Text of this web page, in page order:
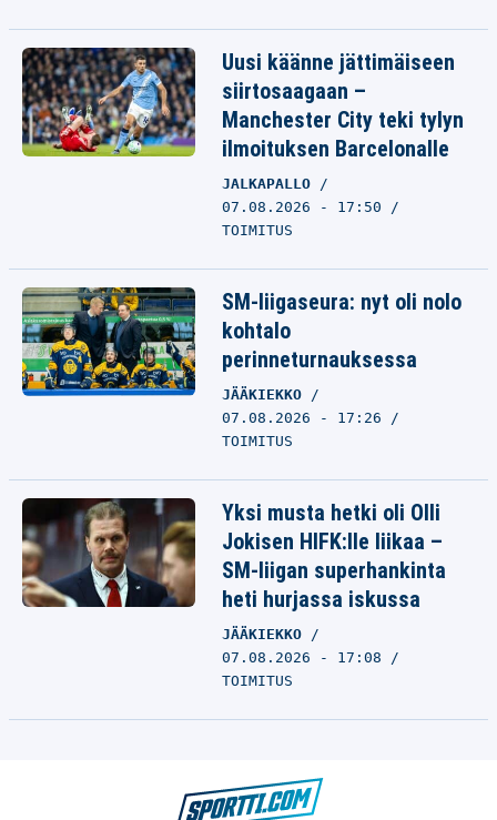
Uusi käänne jättimäiseen
siirtosaagaan –
Manchester City teki tylyn
ilmoituksen Barcelonalle
JALKAPALLO
07.08.2026 - 17:50
TOIMITUS
SM-liigaseura: nyt oli nolo
kohtalo
perinneturnauksessa
JÄÄKIEKKO
07.08.2026 - 17:26
TOIMITUS
Yksi musta hetki oli Olli
Jokisen HIFK:lle liikaa –
SM-liigan superhankinta
heti hurjassa iskussa
JÄÄKIEKKO
07.08.2026 - 17:08
TOIMITUS